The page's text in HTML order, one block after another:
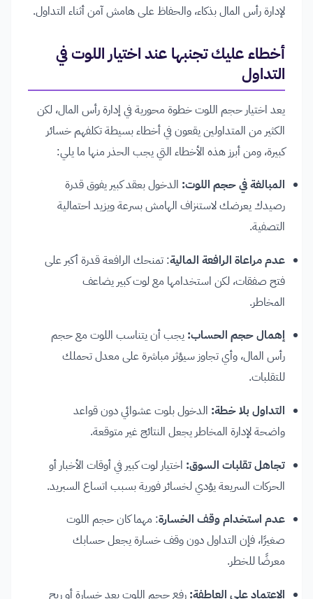
لإدارة رأس المال بذكاء، والحفاظ على هامش آمن أثناء التداول.
أخطاء عليك تجنبها عند اختيار اللوت في
التداول
يعد اختيار حجم اللوت خطوة محورية في إدارة رأس المال، لكن
الكثير من المتداولين يقعون في أخطاء بسيطة تكلفهم خسائر
كبيرة، ومن أبرز هذه الأخطاء التي يجب الحذر منها ما يلي:
المبالغة في حجم اللوت: الدخول بعقد كبير يفوق قدرة
رصيدك يعرضك لاستنزاف الهامش بسرعة ويزيد احتمالية
التصفية.
عدم مراعاة الرافعة المالية: تمنحك الرافعة قدرة أكبر على
فتح صفقات، لكن استخدامها مع لوت كبير يضاعف
المخاطر.
إهمال حجم الحساب: يجب أن يتناسب اللوت مع حجم
رأس المال، وأي تجاوز سيؤثر مباشرة على معدل تحملك
للتقلبات.
التداول بلا خطة: الدخول بلوت عشوائي دون قواعد
واضحة لإدارة المخاطر يجعل النتائج غير متوقعة.
تجاهل تقلبات السوق: اختيار لوت كبير في أوقات الأخبار أو
الحركات السريعة يؤدي لخسائر فورية بسبب اتساع السبريد.
عدم استخدام وقف الخسارة: مهما كان حجم اللوت
صغيرًا، فإن التداول دون وقف خسارة يجعل حسابك
معرضًا للخطر.
الاعتماد على العاطفة: رفع حجم اللوت بعد خسارة أو ربح